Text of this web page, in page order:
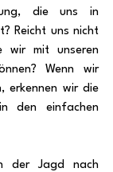
die uns in
Reicht uns nicht
wir mit unseren
Wenn wir
erkennen wir die
den einfachen
der Jagd nach